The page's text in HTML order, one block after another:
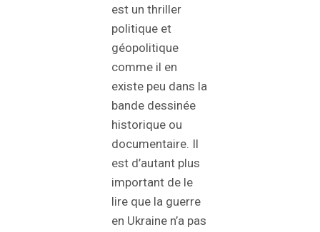
est un thriller
politique et
géopolitique
comme il en
existe peu dans la
bande dessinée
historique ou
documentaire. Il
est d’autant plus
important de le
lire que la guerre
en Ukraine n’a pas